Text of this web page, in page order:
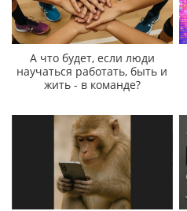
А что будет, если люди
научаться работать, быть и
жить - в команде?